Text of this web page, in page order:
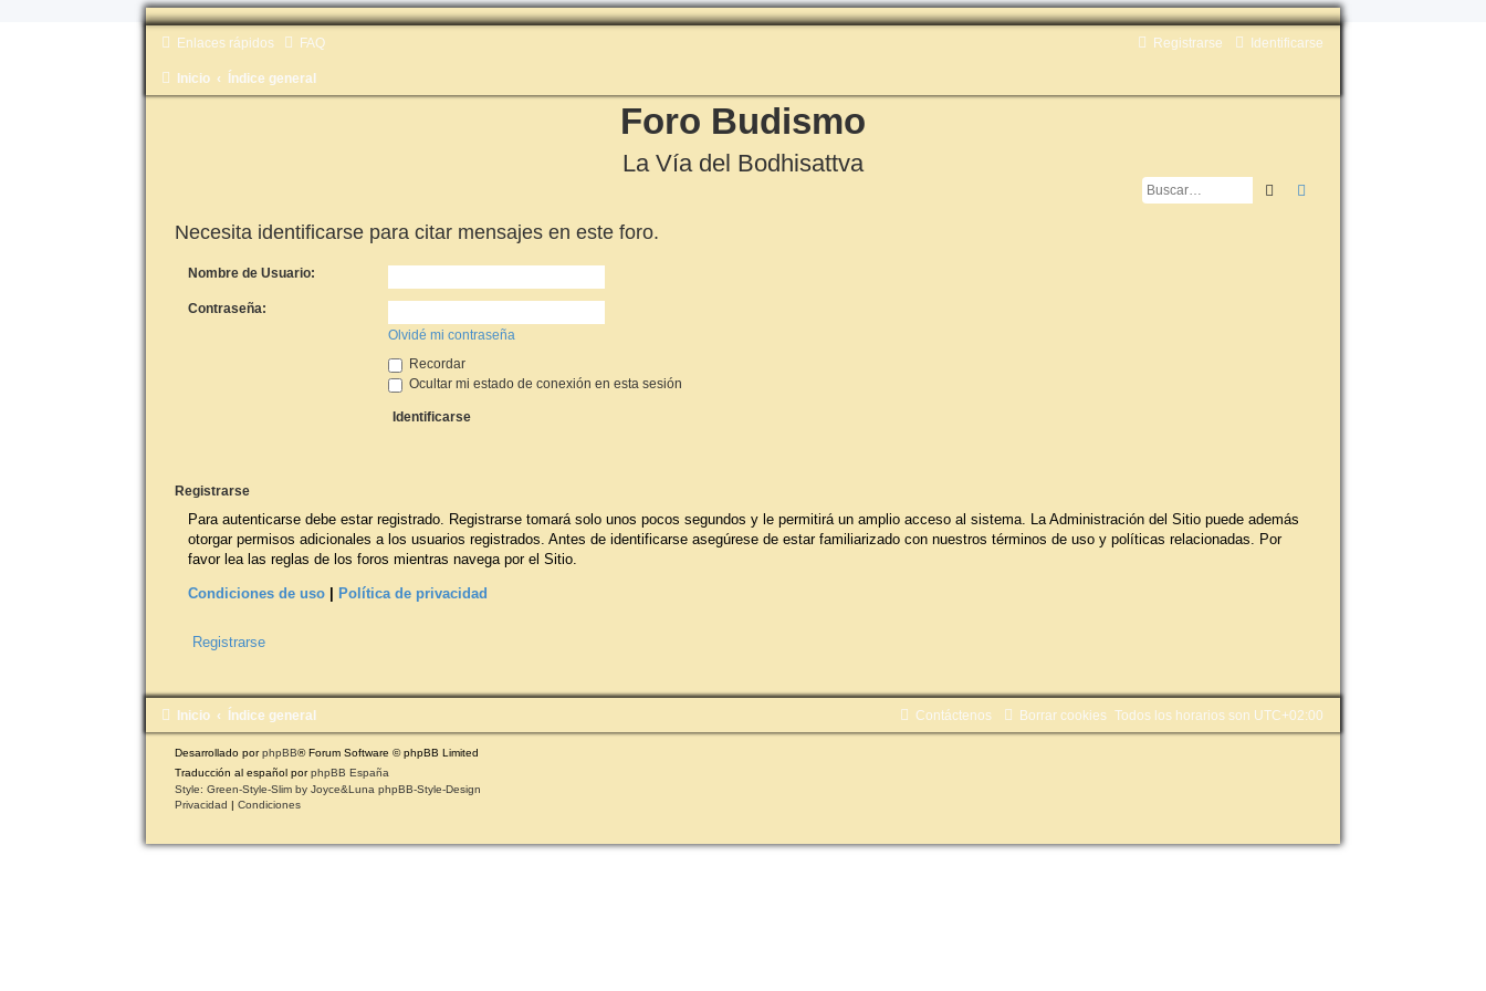
Enlaces rápidos FAQ Identificarse
Registrarse
Inicio Índice general
Foro Budismo
La Vía del Bodhisattva
Buscar
Necesita identificarse para citar mensajes en este foro.
Nombre de Usuario:
Contraseña:
Olvidé mi contraseña
Recordar
Ocultar mi estado de conexión en esta sesión
Registrarse
Para autenticarse debe estar registrado. Registrarse tomará solo unos pocos segundos y le permitirá un amplio acceso al sistema. La Administración del Sitio puede además
otorgar permisos adicionales a los usuarios registrados. Antes de identificarse asegúrese de estar familiarizado con nuestros términos de uso y políticas relacionadas. Por
favor lea las reglas de los foros mientras navega por el Sitio.
Condiciones de uso| Política de privacidad
Registrarse
Inicio Índice general Todos los horarios son UTC+02:00
Borrar cookies
Contáctenos
Desarrollado porphpBB® Forum Software © phpBB Limited
Traducción al español porphpBB España
Style: Green-Style-Slim by Joyce&Luna phpBB-Style-Design
Privacidad
Condiciones